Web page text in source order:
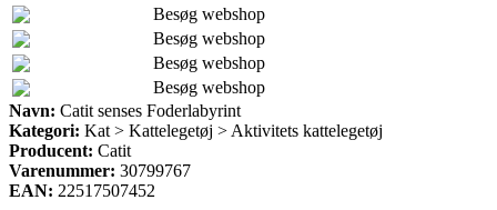
Besøg webshop
Besøg webshop
Besøg webshop
Besøg webshop
Navn: Catit senses Foderlabyrint
Kategori: Kat > Kattelegetøj > Aktivitets kattelegetøj
Producent: Catit
Varenummer: 30799767
EAN: 22517507452